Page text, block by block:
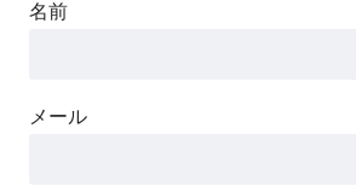
名前
メール